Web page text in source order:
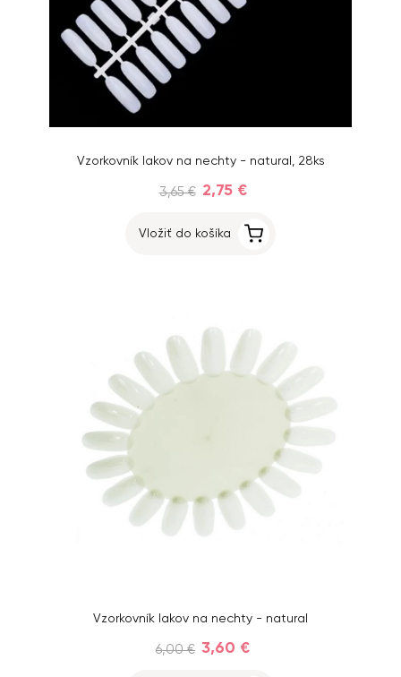
Vzorkovník lakov na nechty - natural, 28ks
3,65 € 2,75 €
Vložiť do košíka
Vzorkovník lakov na nechty - natural
6,00 € 3,60 €